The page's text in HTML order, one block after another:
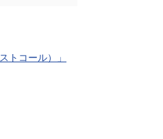
トコール）」